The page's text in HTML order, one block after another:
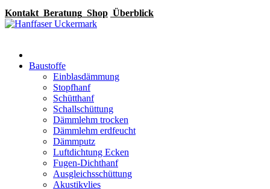
Kontakt Beratung Shop Überblick
Baustoffe
Einblasdämmung
Stopfhanf
Schütthanf
Schallschüttung
Dämmlehm trocken
Dämmlehm erdfeucht
Dämmputz
Luftdichtung Ecken
Fugen-Dichthanf
Ausgleichsschüttung
Akustikvlies